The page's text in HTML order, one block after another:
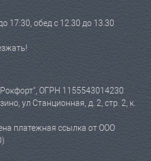
17:30, обед с 12.30 до 13.30
ОГРН 1155543014230
ул Станционная, д. 2, стр. 2, к.
платежная ссылка от ООО